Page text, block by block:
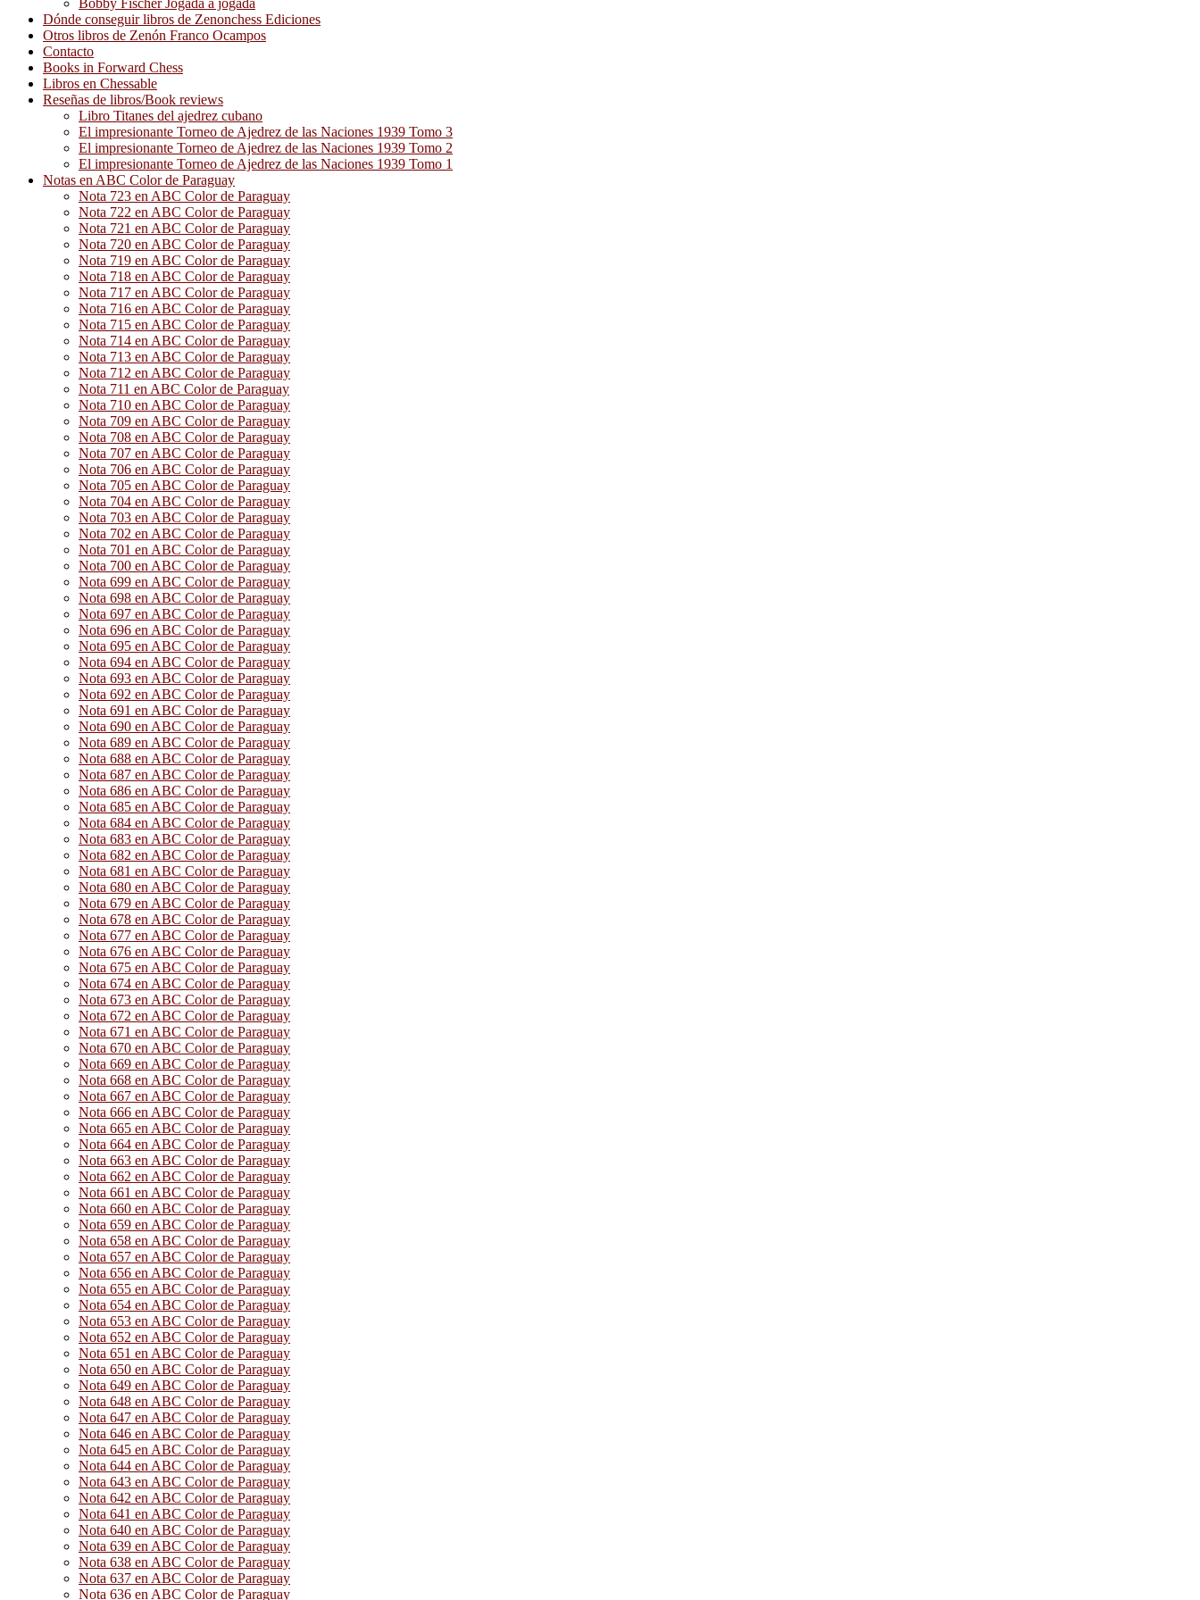
Bobby Fischer Jogada a jogada
Dónde conseguir libros de Zenonchess Ediciones
Otros libros de Zenón Franco Ocampos
Contacto
Books in Forward Chess
Libros en Chessable
Reseñas de libros/Book reviews
Libro Titanes del ajedrez cubano
El impresionante Torneo de Ajedrez de las Naciones 1939 Tomo 3
El impresionante Torneo de Ajedrez de las Naciones 1939 Tomo 2
El impresionante Torneo de Ajedrez de las Naciones 1939 Tomo 1
Notas en ABC Color de Paraguay
Nota 723 en ABC Color de Paraguay
Nota 722 en ABC Color de Paraguay
Nota 721 en ABC Color de Paraguay
Nota 720 en ABC Color de Paraguay
Nota 719 en ABC Color de Paraguay
Nota 718 en ABC Color de Paraguay
Nota 717 en ABC Color de Paraguay
Nota 716 en ABC Color de Paraguay
Nota 715 en ABC Color de Paraguay
Nota 714 en ABC Color de Paraguay
Nota 713 en ABC Color de Paraguay
Nota 712 en ABC Color de Paraguay
Nota 711 en ABC Color de Paraguay
Nota 710 en ABC Color de Paraguay
Nota 709 en ABC Color de Paraguay
Nota 708 en ABC Color de Paraguay
Nota 707 en ABC Color de Paraguay
Nota 706 en ABC Color de Paraguay
Nota 705 en ABC Color de Paraguay
Nota 704 en ABC Color de Paraguay
Nota 703 en ABC Color de Paraguay
Nota 702 en ABC Color de Paraguay
Nota 701 en ABC Color de Paraguay
Nota 700 en ABC Color de Paraguay
Nota 699 en ABC Color de Paraguay
Nota 698 en ABC Color de Paraguay
Nota 697 en ABC Color de Paraguay
Nota 696 en ABC Color de Paraguay
Nota 695 en ABC Color de Paraguay
Nota 694 en ABC Color de Paraguay
Nota 693 en ABC Color de Paraguay
Nota 692 en ABC Color de Paraguay
Nota 691 en ABC Color de Paraguay
Nota 690 en ABC Color de Paraguay
Nota 689 en ABC Color de Paraguay
Nota 688 en ABC Color de Paraguay
Nota 687 en ABC Color de Paraguay
Nota 686 en ABC Color de Paraguay
Nota 685 en ABC Color de Paraguay
Nota 684 en ABC Color de Paraguay
Nota 683 en ABC Color de Paraguay
Nota 682 en ABC Color de Paraguay
Nota 681 en ABC Color de Paraguay
Nota 680 en ABC Color de Paraguay
Nota 679 en ABC Color de Paraguay
Nota 678 en ABC Color de Paraguay
Nota 677 en ABC Color de Paraguay
Nota 676 en ABC Color de Paraguay
Nota 675 en ABC Color de Paraguay
Nota 674 en ABC Color de Paraguay
Nota 673 en ABC Color de Paraguay
Nota 672 en ABC Color de Paraguay
Nota 671 en ABC Color de Paraguay
Nota 670 en ABC Color de Paraguay
Nota 669 en ABC Color de Paraguay
Nota 668 en ABC Color de Paraguay
Nota 667 en ABC Color de Paraguay
Nota 666 en ABC Color de Paraguay
Nota 665 en ABC Color de Paraguay
Nota 664 en ABC Color de Paraguay
Nota 663 en ABC Color de Paraguay
Nota 662 en ABC Color de Paraguay
Nota 661 en ABC Color de Paraguay
Nota 660 en ABC Color de Paraguay
Nota 659 en ABC Color de Paraguay
Nota 658 en ABC Color de Paraguay
Nota 657 en ABC Color de Paraguay
Nota 656 en ABC Color de Paraguay
Nota 655 en ABC Color de Paraguay
Nota 654 en ABC Color de Paraguay
Nota 653 en ABC Color de Paraguay
Nota 652 en ABC Color de Paraguay
Nota 651 en ABC Color de Paraguay
Nota 650 en ABC Color de Paraguay
Nota 649 en ABC Color de Paraguay
Nota 648 en ABC Color de Paraguay
Nota 647 en ABC Color de Paraguay
Nota 646 en ABC Color de Paraguay
Nota 645 en ABC Color de Paraguay
Nota 644 en ABC Color de Paraguay
Nota 643 en ABC Color de Paraguay
Nota 642 en ABC Color de Paraguay
Nota 641 en ABC Color de Paraguay
Nota 640 en ABC Color de Paraguay
Nota 639 en ABC Color de Paraguay
Nota 638 en ABC Color de Paraguay
Nota 637 en ABC Color de Paraguay
Nota 636 en ABC Color de Paraguay